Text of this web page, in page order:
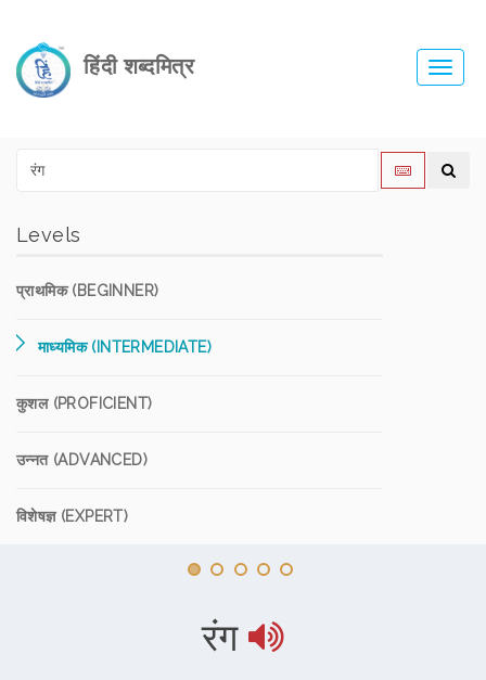
हिंदी शब्दमित्र
Levels
प्राथमिक (BEGINNER)
माध्यमिक (INTERMEDIATE)
कुशल (PROFICIENT)
उन्नत (ADVANCED)
विशेषज्ञ (EXPERT)
रंग